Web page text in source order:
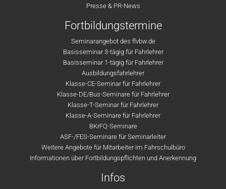
Presse & PR-News
Fortbildungstermine
Seminarangebot des flvbw.de
Basisseminar 3-tägig für Fahrlehrer
Basisseminar 1-tägig für Fahrlehrer
Ausbildungsfahrlehrer
Klasse-CE-Seminar für Fahrlehrer
Klasse-DE/Bus-Seminare für Fahrlehrer
Klasse-T-Seminar für Fahrlehrer
Klasse-A-Seminare für Fahrlehrer
BKrFQ-Seminare
ASF-/FES-Seminare für Seminarleiter
Weitere Angebote für Mitarbeiter im Fahrschulbüro
Informationen über Fortbildungspflichten und Anerkennung
Infos